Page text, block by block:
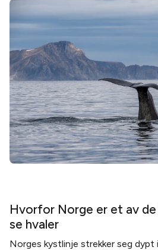
Hvorfor Norge er et av
se hvaler
Norges kystlinje strekker seg